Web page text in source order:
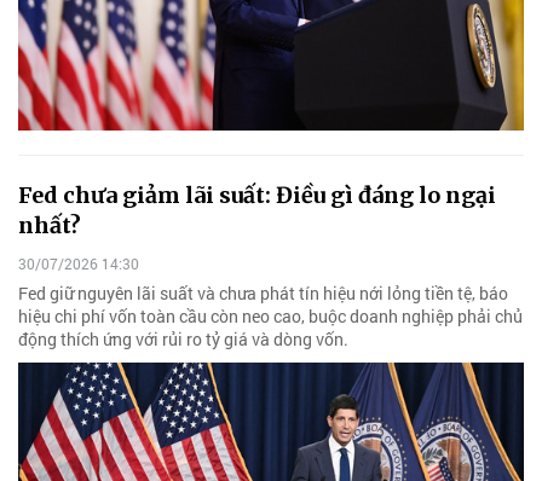
Fed chưa giảm lãi suất: Điều gì đáng lo ngại
nhất?
30/07/2026 14:30
Fed giữ nguyên lãi suất và chưa phát tín hiệu nới lỏng tiền tệ, báo
hiệu chi phí vốn toàn cầu còn neo cao, buộc doanh nghiệp phải chủ
động thích ứng với rủi ro tỷ giá và dòng vốn.